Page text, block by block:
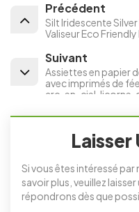
Précédent
Silt Iridescente
Valiseur Eco
Suivant
Assiettes en papier
avec imprimés de
arc-en-ciel, licorne,
Laisser
Si vous êtes intéressé
savoir plus, veuillez
répondrons dès que